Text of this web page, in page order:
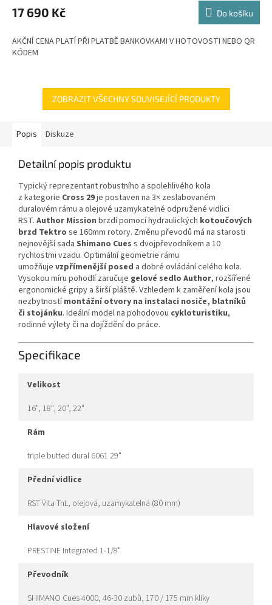
17 690 Kč Do košíku
AKČNÍ CENA PLATÍ PŘI PLATBĚ BANKOVKAMI V HOTOVOSTI NEBO QR
KÓDEM
ZOBRAZIT VŠECHNY SOUVISEJÍCÍ PRODUKTY
Popis Diskuze
Detailní popis produktu
Typický reprezentant robustního a spolehlivého kola
z kategorie Cross 29je postaven na 3× zeslabovaném
duralovém rámu a olejové uzamykatelné odpružené vidlici
RST. Author Mission brzdí pomocí hydraulických kotoučových
brzd Tektro se 160mm rotory. Změnu převodů má na starosti
nejnovější sada Shimano Cues s dvojpřevodníkem a 10
rychlostmi vzadu. Optimální geometrie rámu
umožňuje vzpřímenější posed a dobré ovládání celého kola.
Vysokou míru pohodlí zaručuje gelové sedlo Author, rozšířené
ergonomické gripy a širší pláště. Vzhledem k zaměření kola jsou
nezbytnostímontážní otvory na instalaci nosiče, blatníků
či stojánku. Ideální model na pohodovou cykloturistiku,
rodinné výlety či na dojíždění do práce.
Specifikace
velikost
16", 18", 20", 22"
rám
triple butted dural 6061 29"
přední vidlice
RST Vita TnL, olejová, uzamykatelná (80 mm)
hlavové složení
PRESTINE Integrated 1-1/8"
převodník
SHIMANO Cues 4000, 46-30 zubů, 170 / 175 mm kliky